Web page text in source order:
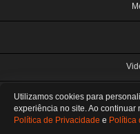
TERABYTE ATACADO E
CNPJ:
do
De segunda a sexta
SOMOS E-COMMERCE -
Utilizamos cookies para
experiência no site. Ao
Política de Privacidade e Política